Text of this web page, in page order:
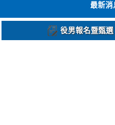
最新消
役男報名暨甄選